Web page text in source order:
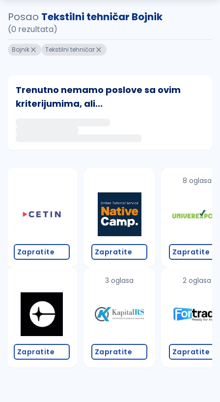
Posao Tekstilni tehničar Bojnik
(0 rezultata)
Bojnik Tekstilni tehničar
Trenutno nemamo poslove sa ovim
kriterijumima, ali...
proverite pravopisne greške (koristite č, ć, š, đ,
povećajte radijus za odabrani grad
promenite odabrane filtere pretrage
Zapratite
Zapratite
Zapratite
3 oglasa
Zapratite
8 oglasa
Zapratite
2 oglasa
Zapratite